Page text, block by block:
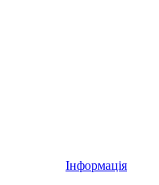
Інформація